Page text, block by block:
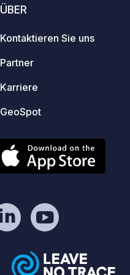
ÜBER
Kontaktieren Sie uns
Partner
Karriere
GeoSpot